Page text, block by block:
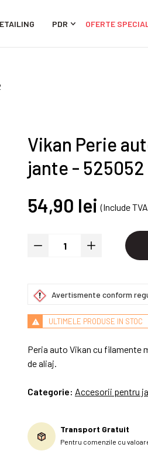
PDR OFERTE
Vikan Perie
jante - 525052
54,90 lei (Include
Avertismente conform
ULTIMELE PRODUSE IN STOC
Peria auto Vikan cu filamente
de aliaj.
Categorie: Accesorii pentru
Transport Gratuit
Pentru comenzile cu